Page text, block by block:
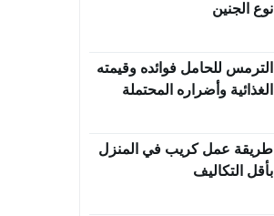
نوع الجنين
الترمس للحامل فوائده وقيمته
الغذائية وأضراره المحتملة
طريقة عمل كريب في المنزل
بأقل التكاليف